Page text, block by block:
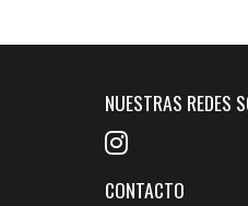
NUESTRAS REDES
CONTACTO